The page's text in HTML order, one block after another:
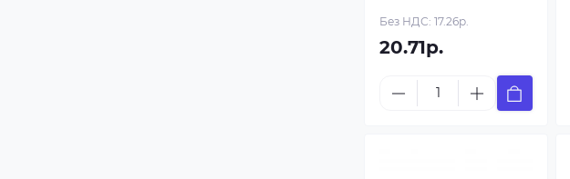
Без НДС: 17.26р.
20.71р.